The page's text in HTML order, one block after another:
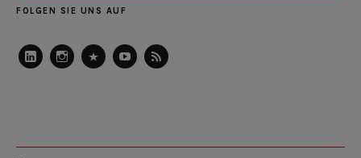
FOLGEN SIE UNS AUF